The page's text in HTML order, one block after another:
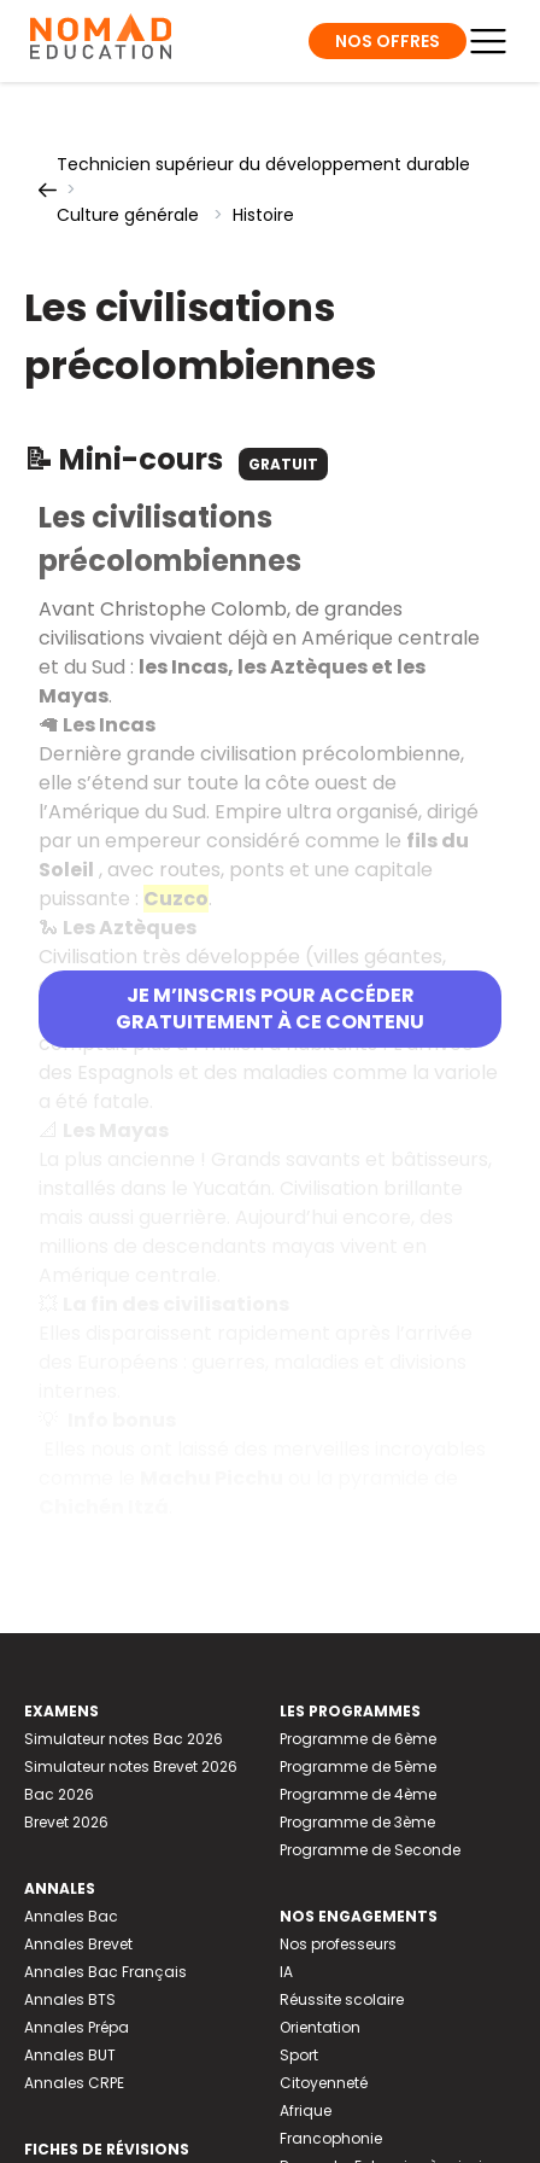
NOS OFFRES
Technicien supérieur du développement durable
>
Culture générale
> Histoire
Les civilisations
précolombiennes
📝 Mini-cours GRATUIT
JE M’INSCRIS POUR ACCÉDER
GRATUITEMENT À CE CONTENU
Les civilisations
précolombiennes
Avant Christophe Colomb, de grandes
civilisations vivaient déjà en Amérique centrale
et du Sud : les Incas, les Aztèques et les
Mayas.
🦙 Les Incas
Dernière grande civilisation précolombienne,
elle s’étend sur toute la côte ouest de
l’Amérique du Sud. Empire ultra organisé, dirigé
par un empereur considéré comme le fils du
Soleil , avec routes, ponts et une capitale
puissante : Cuzco.
🐍 Les Aztèques
Civilisation très développée (villes géantes,
architecture impressionnante), mais de courte
durée. Leur capitaleMexico-Tenochtitlan
comptait plus d’1 million d’habitants ! L’arrivée
des Espagnols et des maladies comme la variole
a été fatale.
EXAMENS
Simulateur notes Bac 2026
Simulateur notes Brevet 2026
Bac 2026
Brevet 2026
ANNALES
Annales Bac
Annales Brevet
Annales Bac Français
Annales BTS
Annales Prépa
Annales BUT
Annales CRPE
FICHES DE RÉVISIONS
LES PROGRAMMES
Programme de 6ème
Programme de 5ème
Programme de 4ème
Programme de 3ème
Programme de Seconde
NOS ENGAGEMENTS
Nos professeurs
IA
Réussite scolaire
Orientation
Sport
Citoyenneté
Afrique
Francophonie